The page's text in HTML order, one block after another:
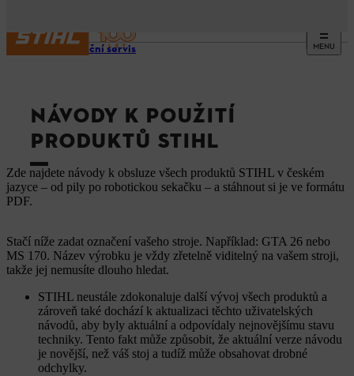
MENU
Informační servis
NÁVODY K POUŽITÍ
PRODUKTŮ STIHL
Zde najdete návody k obsluze všech produktů STIHL v českém
jazyce – od pily po robotickou sekačku – a stáhnout si je ve formátu
PDF.
Stačí níže zadat označení vašeho stroje. Například: GTA 26 nebo
MS 170. Název výrobku je vždy zřetelně viditelný na vašem stroji,
takže jej nemusíte dlouho hledat.
STIHL neustále zdokonaluje další vývoj všech produktů a
zároveň také dochází k aktualizaci těchto uživatelských
návodů, aby byly aktuální a odpovídaly nejnovějšímu stavu
techniky. Tento fakt může způsobit, že aktuální verze návodu
je novější, než váš stoj a tudíž může obsahovat drobné
odchylky.